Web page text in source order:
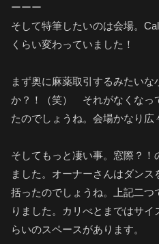
ーーー
そして特筆したいのは会場。
くらい変わっていました！
まず奥に麻薬取引するみたい
か？！（笑） それがなくなっ
たのでしょうね。会場かなり
そしてもっと凄い事。窓際？
ました。オーナーさんはダン
括ったのでしょうね。上記二つ
りました。カリべとまではサイ
らいのスペースがあります。